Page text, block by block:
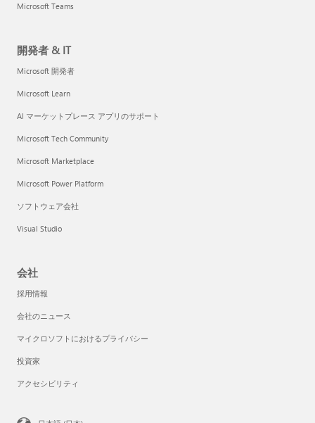
Microsoft Teams
開発者 & IT
Microsoft 開発者
Microsoft Learn
AI マーケットプレース アプリのサポート
Microsoft Tech Community
Microsoft Marketplace
Microsoft Power Platform
ソフトウェア会社
Visual Studio
会社
採用情報
会社のニュース
マイクロソフトにおけるプライバシー
投資家
アクセシビリティ